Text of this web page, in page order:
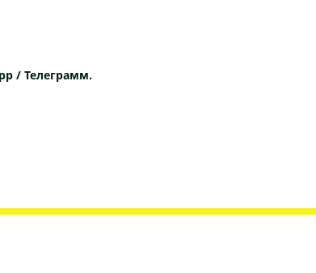
/ Телеграмм.